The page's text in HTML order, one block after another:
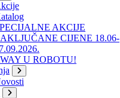
AKCIJE
CIJENE 18.06-
U ROBOTU!